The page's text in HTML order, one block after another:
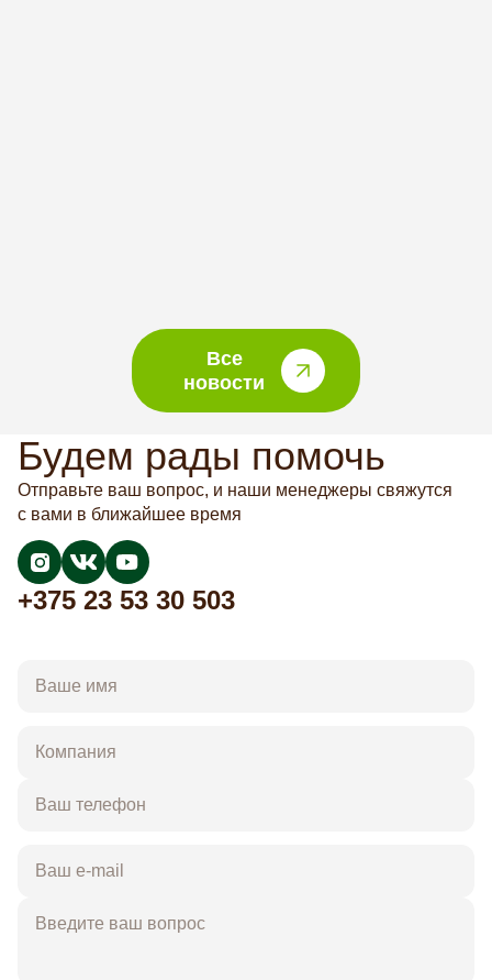
Все
новости
Будем рады помочь
Отправьте ваш вопрос, и наши менеджеры свяжутся
с вами в ближайшее время
+375 23 53 30 503